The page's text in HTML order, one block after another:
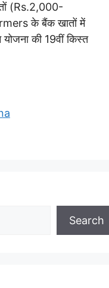
(Rs.2,000-
के बैंक खातों में
की 19वीं किस्त
Search